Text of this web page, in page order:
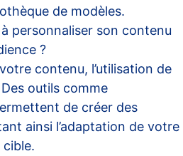
de modèles.
personnaliser son contenu
?
contenu, l’utilisation de
outils comme
de créer des
ainsi l’adaptation de votre